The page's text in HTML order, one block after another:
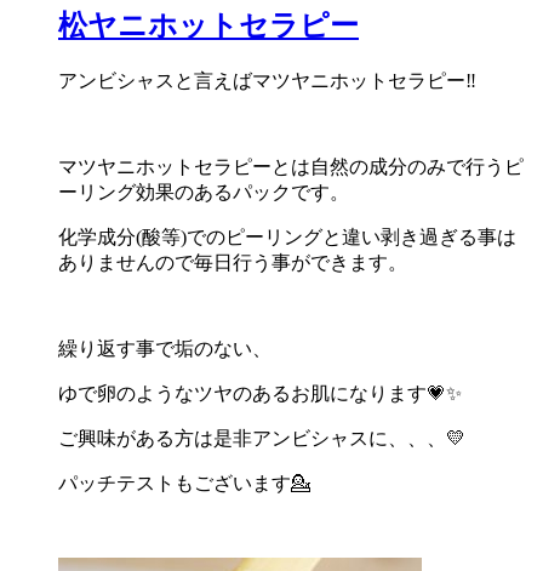
松ヤニホットセラピー
アンビシャスと言えばマツヤニホットセラピー‼️
マツヤニホットセラピーとは自然の成分のみで行うピ
ーリング効果のあるパックです。
化学成分(酸等)でのピーリングと違い剥き過ぎる事は
ありませんので毎日行う事ができます。
繰り返す事で垢のない、
ゆで卵のようなツヤのあるお肌になります💗✨
ご興味がある方は是非アンビシャスに、、、💛
パッチテストもございます💁